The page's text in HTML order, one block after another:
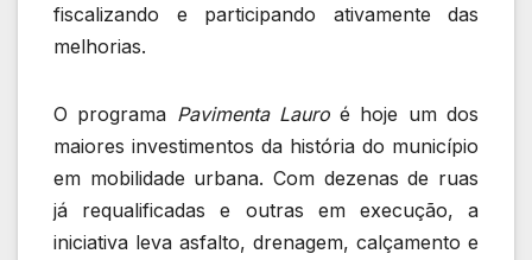
fiscalizando e participando ativamente das
melhorias.
O programa Pavimenta Lauroé hoje um dos
maiores investimentos da história do município
em mobilidade urbana. Com dezenas de ruas
já requalificadas e outras em execução, a
iniciativa leva asfalto, drenagem, calçamento e